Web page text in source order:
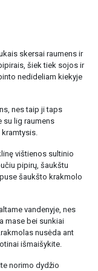
skersai raumens ir
šiek tiek sojos ir
nedideliam kiekyje
nes taip ji taps
su lig raumens
vištienos sultinio
pipirų, šaukštu
šaukšto krakmolo
vandenyje, nes
mase bei sunkiai
nusėda ant
išmaišykite.
norimo dydžio